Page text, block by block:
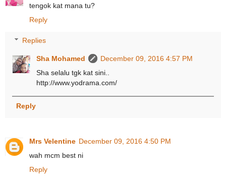
tengok kat mana tu?
Reply
Replies
Sha Mohamed
December 09, 2016 4:57 PM
Sha selalu tgk kat sini..
http://www.yodrama.com/
Reply
Mrs Velentine December 09, 2016 4:50 PM
wah mcm best ni
Reply